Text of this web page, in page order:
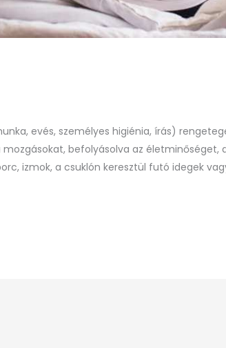
evés, személyes higiénia, írás)
befolyásolva az
izmok, a csuklón keresztül futó idegek